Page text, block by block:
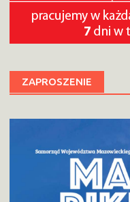
ZAPROSZENIE